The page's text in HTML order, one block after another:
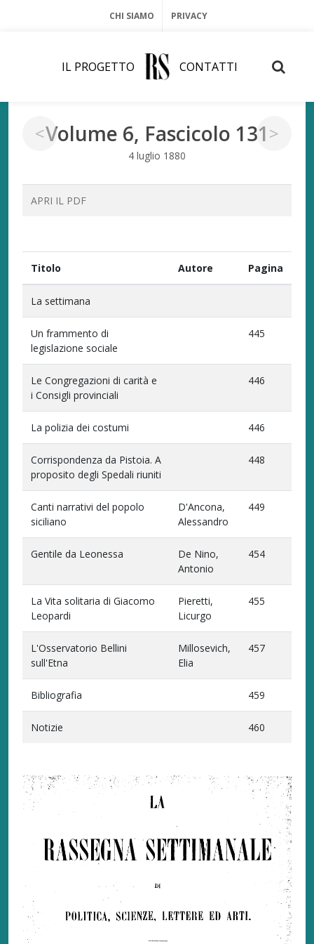
CHI SIAMO PRIVACY
IL PROGETTO CONTATTI
Volume 6, Fascicolo 131
4 luglio 1880
APRI IL PDF
Titolo Autore Pagina
La settimana
Un frammento di
legislazione sociale
445
Le Congregazioni di carità e
i Consigli provinciali
446
La polizia dei costumi 446
Corrispondenza da Pistoia. A
proposito degli Spedali riuniti
448
Canti narrativi del popolo
siciliano
D'Ancona,
Alessandro
449
Gentile da Leonessa
De Nino,
Antonio
454
La Vita solitaria di Giacomo
Leopardi
Pieretti,
Licurgo
455
L'Osservatorio Bellini
sull'Etna
Millosevich,
Elia
457
Bibliografia 459
Notizie 460
< >